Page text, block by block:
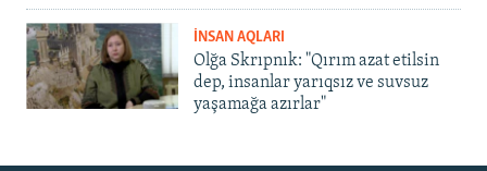
İNSAN AQLARI
Olğa Skrıpnık: "Qırım azat etilsin
dep, insanlar yarıqsız ve suvsuz
yaşamağa azırlar"